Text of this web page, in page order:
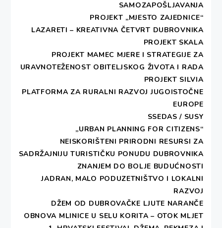
SAMOZAPOŠLJAVANJA
PROJEKT „MJESTO ZAJEDNICE“
LAZARETI – KREATIVNA ČETVRT DUBROVNIKA
PROJEKT SKALA
PROJEKT MAMEC MJERE I STRATEGIJE ZA
URAVNOTEŽENOST OBITELJSKOG ŽIVOTA I RADA
PROJEKT SILVIA
PLATFORMA ZA RURALNI RAZVOJ JUGOISTOČNE
EUROPE
SSEDAS / SUSY
„URBAN PLANNING FOR CITIZENS“
NEISKORIŠTENI PRIRODNI RESURSI ZA
SADRŽAJNIJU TURISTIČKU PONUDU DUBROVNIKA
ZNANJEM DO BOLJE BUDUĆNOSTI
JADRAN, MALO PODUZETNIŠTVO I LOKALNI
RAZVOJ
DŽEM OD DUBROVAČKE LJUTE NARANČE
OBNOVA MLINICE U SELU KORITA – OTOK MLJET
Print 🖨 PDF 📄
1. Usluge informiranja
Prikupljanje relevantnih
informacija
Diseminacija informacija
putem internetske
stranice
Diseminacija informacija
putem liste e-pošte
Informiranje na upit
pismenim putem
Informiranje putem